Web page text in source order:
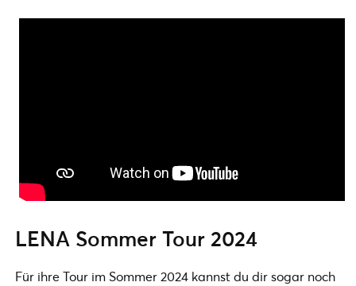
LENA Sommer Tour 2024
Für ihre Tour im Sommer 2024 kannst du dir sogar noch